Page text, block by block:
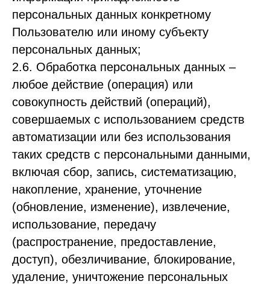
персональных данных конкретному
Пользователю или иному субъекту
персональных данных;
2.6. Обработка персональных данных –
любое действие (операция) или
совокупность действий (операций),
совершаемых с использованием средств
автоматизации или без использования
таких средств с персональными данными,
включая сбор, запись, систематизацию,
накопление, хранение, уточнение
(обновление, изменение), извлечение,
использование, передачу
(распространение, предоставление,
доступ), обезличивание, блокирование,
удаление, уничтожение персональных